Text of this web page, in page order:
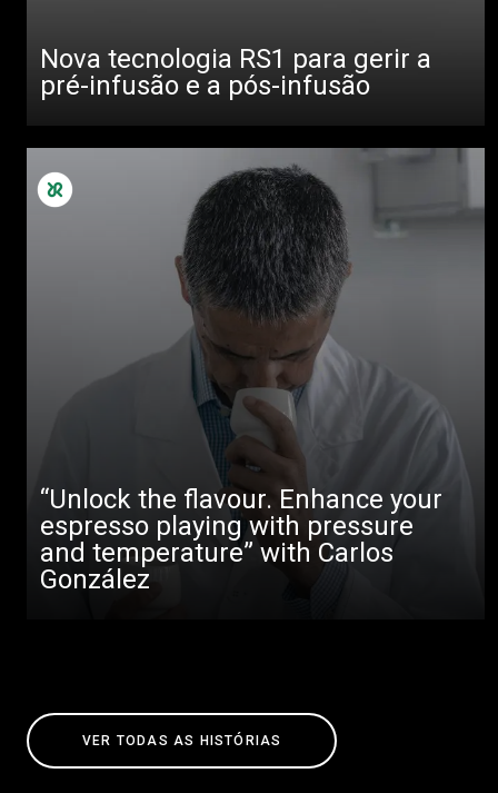
Nova tecnologia RS1 para gerir a
pré-infusão e a pós-infusão
“Unlock the flavour. Enhance your
espresso playing with pressure
and temperature” with Carlos
González
VER TODAS AS HISTÓRIAS